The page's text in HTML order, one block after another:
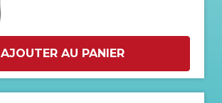
AJOUTER AU PANIER